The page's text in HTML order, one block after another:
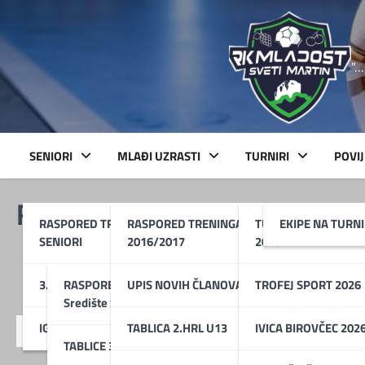
content
SENIORI
RASPORED TRENINGA
SENIORI
3. HRL Središte Skupina A
RASPORED UTAKMICA 3. HRL
Središte Skupina A
TABLICE 3.HRL Središte
IGRAČI 1. MOMČADI
MLAĐI UZRASTI
RASPORED TRENINGA U13 –
2016/2017
UPIS NOVIH ČLANOVA !!!
TABLICA 2.HRL U13
TURNIRI
TURNIR BOŽIĆNI
2025
EKIPE NA
TROFEJ SPORT 2026
IVICA BIROVČEC
RK Odema 2 – RK
27.09.2025